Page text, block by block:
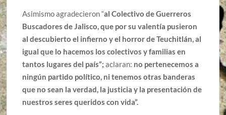
Asimismo agradecieron “al Colectivo de Guerreros
Buscadores de Jalisco, que por su valentía pusieron
al descubierto el infierno y el horror de Teuchitlán, al
igual que lo hacemos los colectivos y familias en
tantos lugares del país”;aclaran: no pertenecemos a
ningún partido político, ni tenemos otras banderas
que no sean la verdad, la justicia y la presentación de
nuestros seres queridos con vida”.